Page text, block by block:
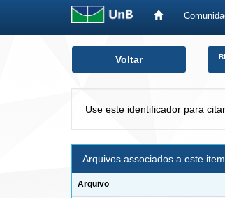
Voltar
Use este identificador para
Arquivos associados a este
Arquivo